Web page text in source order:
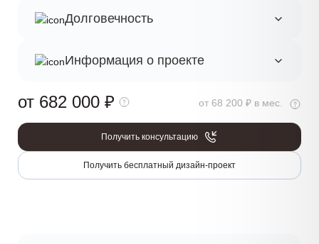
Долговечность
Информация о проекте
от 682 000 ₽ от 68 200 ₽ в мес.
Получить консультацию
Получить бесплатный дизайн-проект